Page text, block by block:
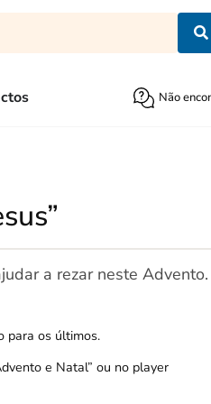
Não
a rezar neste Advento.
para os últimos.
e Natal” ou no player